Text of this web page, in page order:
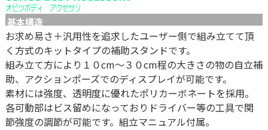
基本構造
お求め易さ＋汎用性を追求したユーザー側で組み立てて頂
く方式のキットタイプの補助スタンドです。
組み立て方により１０cm～３０cm程の大きさの物の自立補
助、アクションポーズでのディスプレイが可能です。
素材には強度、透明度に優れたポリカーボネートを採用。
各可動部はビス留めになっておりドライバー等の工具で関
節強度の調節が可能です。組立マニュアル付属。